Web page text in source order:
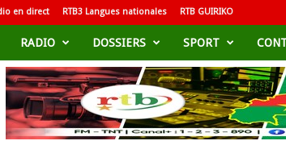
en direct RTB3 Langues nationales RTB GUIRIKO
RADIO DOSSIERS SPORT